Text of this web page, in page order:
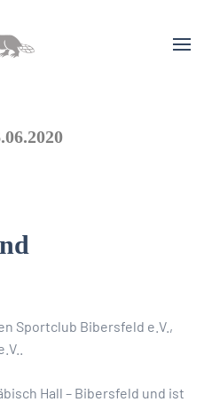
Sportclub Bibersfeld e.V.,
Hall – Bibersfeld und ist